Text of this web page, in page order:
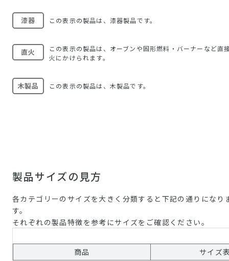
漆器 この表示の製品は、漆器製品です。
直火
この表示の製品は、オーブンや固形燃料・バーナーなど直
火にかけられます。
木製品 この表示の製品は、木製品です。
製品サイズの見方
各カテゴリーのサイズを大きく分類すると下記の通りになり
す。
それぞれの製品特徴を参考にサイズをご確認ください。
商品 サイズ